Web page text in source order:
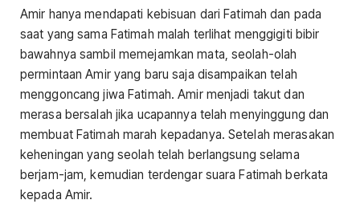
Amir hanya mendapati kebisuan dari Fatimah dan pada
saat yang sama Fatimah malah terlihat menggigiti bibir
bawahnya sambil memejamkan mata, seolah-olah
permintaan Amir yang baru saja disampaikan telah
menggoncang jiwa Fatimah. Amir menjadi takut dan
merasa bersalah jika ucapannya telah menyinggung dan
membuat Fatimah marah kepadanya. Setelah merasakan
keheningan yang seolah telah berlangsung selama
berjam-jam, kemudian terdengar suara Fatimah berkata
kepada Amir.